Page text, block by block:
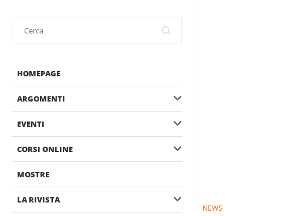
HOMEPAGE
ARGOMENTI
EVENTI
CORSI ONLINE
MOSTRE
LA RIVISTA
NEWS